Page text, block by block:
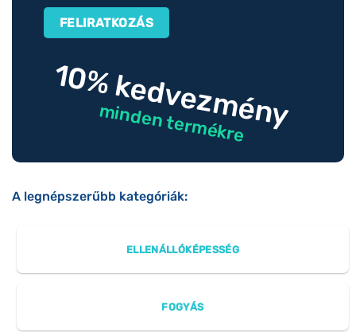
10% kedvezmény
minden termékre
A legnépszerűbb kategóriák:
ELLENÁLLÓKÉPESSÉG
FOGYÁS